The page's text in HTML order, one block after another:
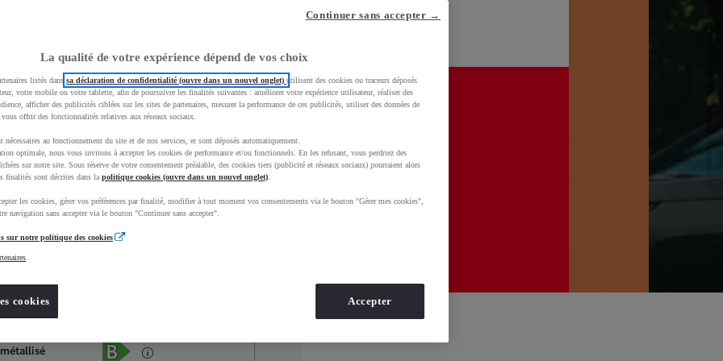
Services Concession
Occasions
La qualité de votre expérience dépend de vos choix
listés dans sa déclaration de confidentialité (ouvre dans un nouvel onglet) utilisent des cookies ou traceurs déposés
votre mobile ou votre tablette, afin de poursuivre les finalités suivantes : améliorer votre expérience utilisateur, réaliser des
afficher des publicités ciblées sur les sites de partenaires, mesurer la performance de ces publicités, utiliser des données de
offrir des fonctionnalités relatives aux réseaux sociaux.
nécessaires au fonctionnement du site et de nos services, et sont déposés automatiquement.
optimale, nous vous invitons à accepter les cookies de performance et/ou fonctionnels. En les refusant, vous perdriez des
sur notre site. Sous réserve de votre consentement préalable, des cookies tiers (publicité et réseaux sociaux) pourraient alors
finalités sont décrites dans la politique cookies (ouvre dans un nouvel onglet)
les cookies, gérer vos préférences par finalité, modifier à tout moment vos consentements via le bouton "Gérer mes cookies",
navigation sans accepter via le bouton "Continuer sans accepter".
sur notre politique des cookies
cookies
Continuer sans accepter →
Accepter